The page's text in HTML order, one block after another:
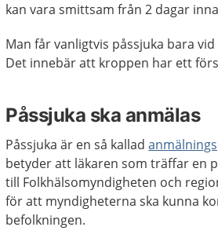
kan vara smittsam från 2 dagar
Man får vanligtvis påssjuka bara
Det innebär att kroppen har ett
Påssjuka ska anmälas
Påssjuka är en så kallad
betyder att läkaren som träffar en
till Folkhälsomyndigheten och
för att myndigheterna ska kunna
befolkningen.